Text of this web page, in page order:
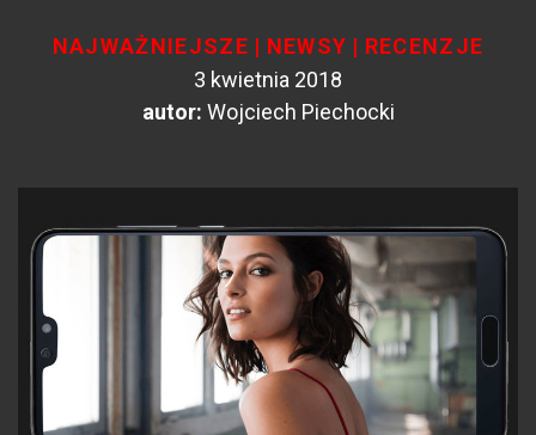
NAJWAŻNIEJSZE | NEWSY | RECENZJE
3 kwietnia 2018
autor: Wojciech Piechocki